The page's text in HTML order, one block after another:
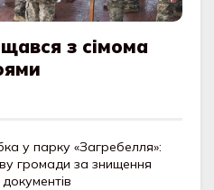
з сімома
у парку «Загребелля»:
громади за знищення